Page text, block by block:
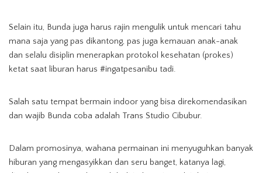
Selain itu, Bunda juga harus rajin mengulik untuk mencari tahu
mana saja yang pas dikantong, pas juga kemauan anak-anak
dan selalu disiplin menerapkan protokol kesehatan (prokes)
ketat saat liburan harus #ingatpesanibu tadi.
Salah satu tempat bermain indoor yang bisa direkomendasikan
dan wajib Bunda coba adalah Trans Studio Cibubur.
Dalam promosinya, wahana permainan ini menyuguhkan banyak
hiburan yang mengasyikkan dan seru banget, katanya lagi,